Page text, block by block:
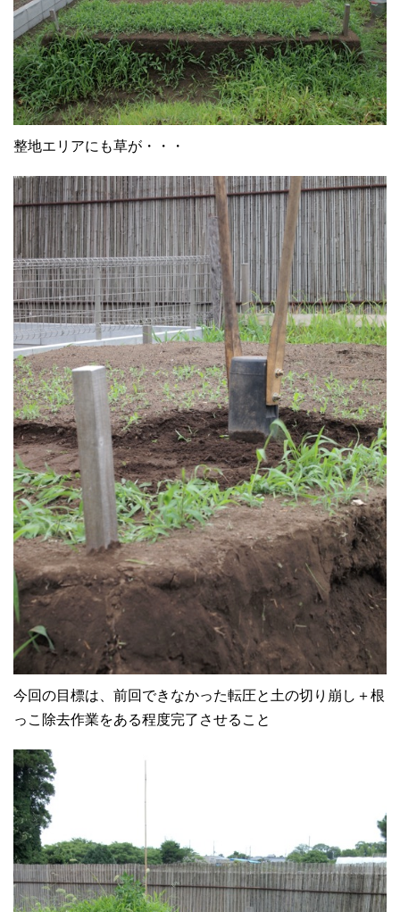
整地エリアにも草が・・・
今回の目標は、前回できなかった転圧と土の切り崩し＋根
っこ除去作業をある程度完了させること